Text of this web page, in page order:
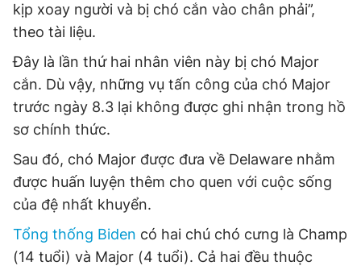
kịp xoay người và bị chó cắn vào chân phải”,
theo tài liệu.
Đây là lần thứ hai nhân viên này bị chó Major
cắn. Dù vậy, những vụ tấn công của chó Major
trước ngày 8.3 lại không được ghi nhận trong hồ
sơ chính thức.
Sau đó, chó Major được đưa về Delaware nhằm
được huấn luyện thêm cho quen với cuộc sống
của đệ nhất khuyển.
Tổng thống Biden có hai chú chó cưng là Champ
(14 tuổi) và Major (4 tuổi). Cả hai đều thuộc